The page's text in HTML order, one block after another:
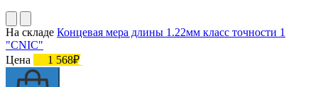
На складе Концевая мера длины 1.22мм класс точности 1
"CNIC"
Цена
1 568₽